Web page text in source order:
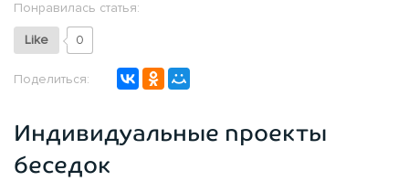
Понравилась статья:
Like 0
Поделиться:
Индивидуальные проекты
беседок